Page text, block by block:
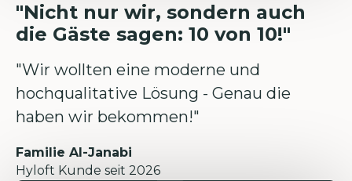
"Nicht nur wir, sondern auch
die Gäste sagen: 10 von 10!"
"Wir wollten eine moderne und
hochqualitative Lösung - Genau die
haben wir bekommen!"
Familie Al-Janabi
Hyloft Kunde seit 2026